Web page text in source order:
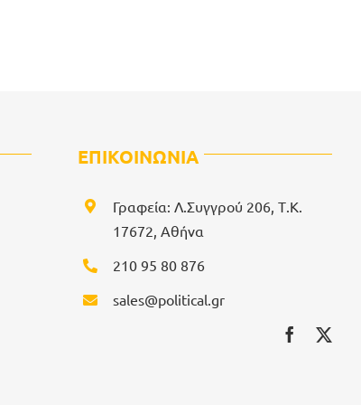
ΕΠΙΚΟΙΝΩΝΙΑ
Γραφεία: Λ.Συγγρού 206, Τ.Κ.
17672, Αθήνα
210 95 80 876
sales@political.gr